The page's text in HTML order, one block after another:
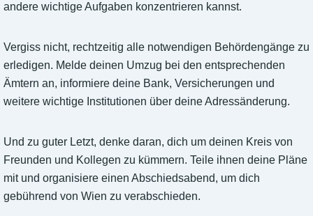
andere wichtige Aufgaben konzentrieren kannst.
Vergiss nicht, rechtzeitig alle notwendigen Behördengänge zu
erledigen. Melde deinen Umzug bei den entsprechenden
Ämtern an, informiere deine Bank, Versicherungen und
weitere wichtige Institutionen über deine Adressänderung.
Und zu guter Letzt, denke daran, dich um deinen Kreis von
Freunden und Kollegen zu kümmern. Teile ihnen deine Pläne
mit und organisiere einen Abschiedsabend, um dich
gebührend von Wien zu verabschieden.